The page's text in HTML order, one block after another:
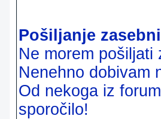
Pošiljanje
Ne morem pošiljati
Nenehno dobivam
Od nekoga iz
sporočilo!